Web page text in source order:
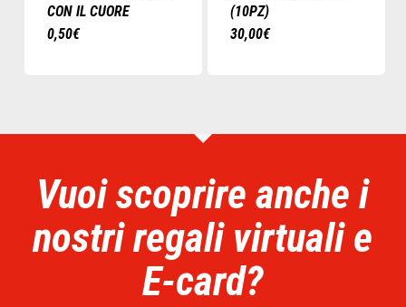
CON IL CUORE
0,50€
(10PZ)
30,00€
Vuoi scoprire anche i
nostri regali virtuali e
E-card?